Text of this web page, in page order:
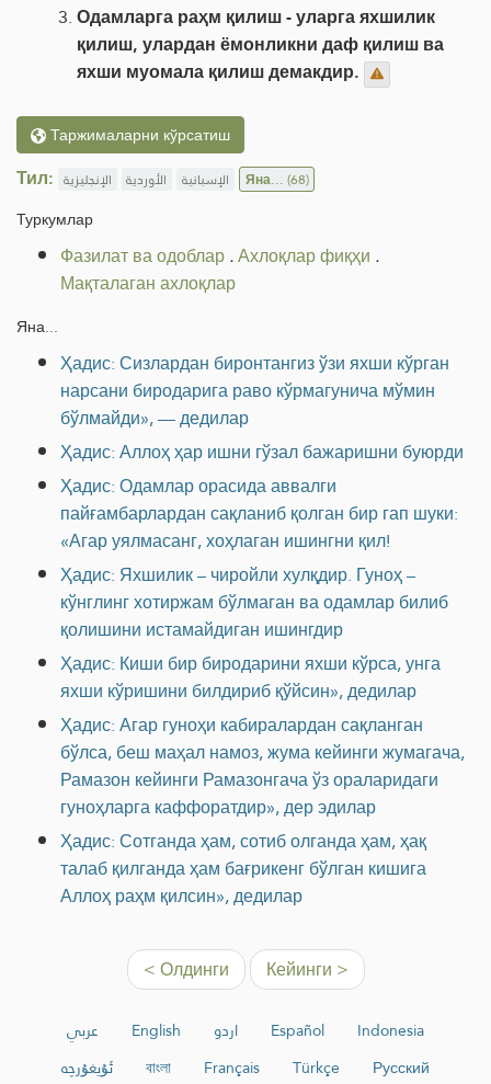
Одамларга раҳм қилиш - уларга яхшилик
қилиш, улардан ёмонликни даф қилиш ва
яхши муомала қилиш демакдир.
Таржималарни кўрсатиш
Тил: الإنجليزية الأوردية الإسبانية Яна...(68)
Туркумлар
Фазилат ва одоблар.Ахлоқлар фиқҳи .
Мақталаган ахлоқлар
Яна...
Ҳадис: Сизлардан биронтангиз ўзи яхши кўрган
нарсани биродарига раво кўрмагунича мўмин
бўлмайди», — дедилар
Ҳадис: Аллоҳ ҳар ишни гўзал бажаришни буюрди
Ҳадис: Одамлар орасида аввалги
пайғамбарлардан сақланиб қолган бир гап шуки:
«Агар уялмасанг, хоҳлаган ишингни қил!
Ҳадис: Яхшилик – чиройли хулқдир. Гуноҳ –
кўнглинг хотиржам бўлмаган ва одамлар билиб
қолишини истамайдиган ишингдир
Ҳадис: Киши бир биродарини яхши кўрса, унга
яхши кўришини билдириб қўйсин», дедилар
Ҳадис: Агар гуноҳи кабиралардан сақланган
бўлса, беш маҳал намоз, жума кейинги жумагача,
Рамазон кейинги Рамазонгача ўз ораларидаги
гуноҳларга каффоратдир», дер эдилар
Ҳадис: Сотганда ҳам, сотиб олганда ҳам, ҳақ
талаб қилганда ҳам бағрикенг бўлган кишига
Аллоҳ раҳм қилсин», дедилар
< Олдинги Кейинги >
عربي English اردو Español
Indonesia
ئۇيغۇرچە
বাংলা Français Türkçe
Русский